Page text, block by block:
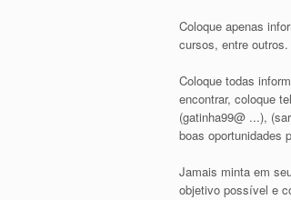
Coloque apenas
cursos, entre outros.
Coloque todas
encontrar, coloque
(gatinha99@ ...),
boas oportunidades
Jamais minta em
objetivo possível e